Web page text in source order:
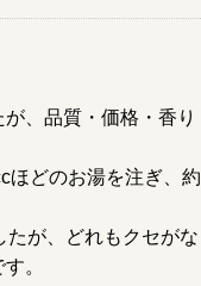
、品質・価格・香
どのお湯を注ぎ、
が、どれもクセが
。